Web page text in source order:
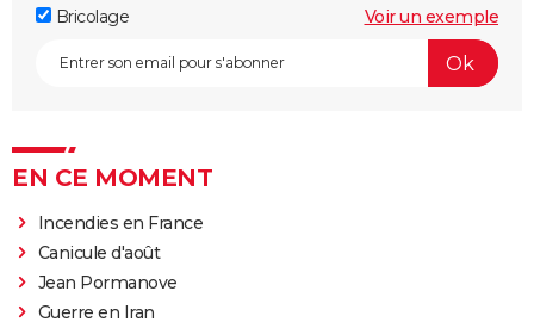
Bricolage
Voir un exemple
EN CE MOMENT
Incendies en France
Canicule d'août
Jean Pormanove
Guerre en Iran